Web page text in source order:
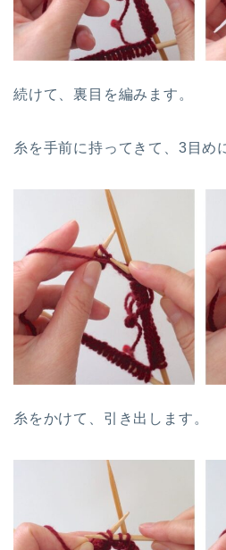
続けて、裏目を編みます。
糸を手前に持ってきて、3目め
糸をかけて、引き出します。